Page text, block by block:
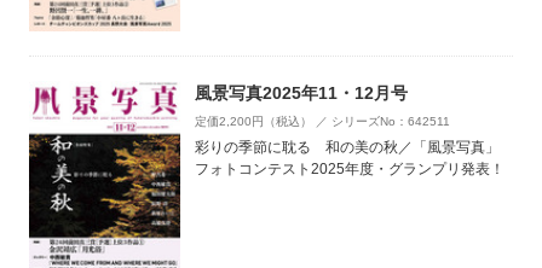
風景写真2025年11・12月号
定価2,200円（税込） ／ シリーズNo：642511
彩りの季節に耽る 和の美の秋／「風景写真」
フォトコンテスト2025年度・グランプリ発表！